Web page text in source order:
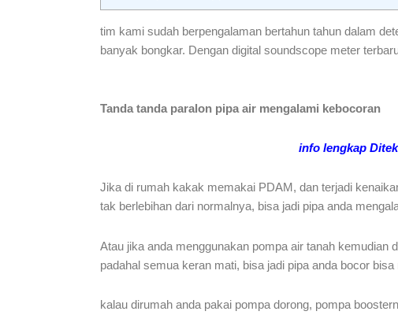
tim kami sudah berpengalaman bertahun tahun dalam
banyak bongkar. Dengan digital soundscope meter
Tanda tanda paralon pipa air mengalami kebocoran
info lengkap
Jika di rumah kakak memakai PDAM, dan terjadi
tak berlebihan dari normalnya, bisa jadi pipa anda
Atau jika anda menggunakan pompa air tanah kemudian
padahal semua keran mati, bisa jadi pipa anda bocor
kalau dirumah anda pakai pompa dorong, pompa